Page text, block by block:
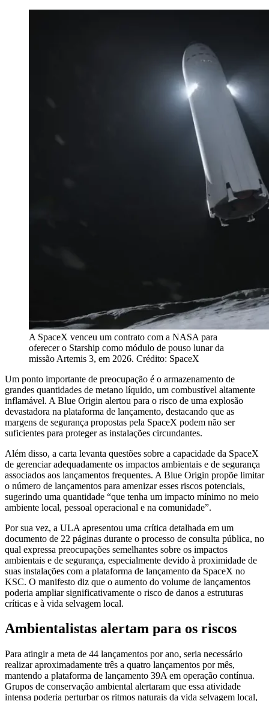
A SpaceX venceu um contrato com a NASA para
oferecer o Starship como módulo de pouso lunar da
missão Artemis 3, em 2026. Crédito: SpaceX
Um ponto importante de preocupação é o armazenamento de
grandes quantidades de metano líquido, um combustível altamente
inflamável. A Blue Origin alertou para o risco de uma explosão
devastadora na plataforma de lançamento, destacando que as
margens de segurança propostas pela SpaceX podem não ser
suficientes para proteger as instalações circundantes.
Além disso, a carta levanta questões sobre a capacidade da SpaceX
de gerenciar adequadamente os impactos ambientais e de segurança
associados aos lançamentos frequentes. A Blue Origin propõe limitar
o número de lançamentos para amenizar esses riscos potenciais,
sugerindo uma quantidade “que tenha um impacto mínimo no meio
ambiente local, pessoal operacional e na comunidade”.
Por sua vez, a ULA apresentou uma crítica detalhada em um
documento de 22 páginas durante o processo de consulta pública, no
qual expressa preocupações semelhantes sobre os impactos
ambientais e de segurança, especialmente devido à proximidade de
suas instalações com a plataforma de lançamento da SpaceX no
KSC. O manifesto diz que o aumento do volume de lançamentos
poderia ampliar significativamente o risco de danos a estruturas
críticas e à vida selvagem local.
Ambientalistas alertam para os riscos
Para atingir a meta de 44 lançamentos por ano, seria necessário
realizar aproximadamente três a quatro lançamentos por mês,
mantendo a plataforma de lançamento 39A em operação contínua.
Grupos de conservação ambiental alertaram que essa atividade
intensa poderia perturbar os ritmos naturais da vida selvagem local,